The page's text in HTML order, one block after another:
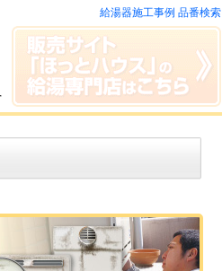
給湯器施工事例 品番検索